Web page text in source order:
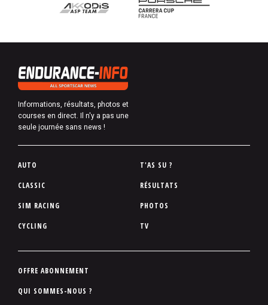
Informations, résultats, photos et
courses en direct. Il n'y a pas une
seule journée sans news !
P
d
d
p
e
AUTO
CLASSIC
SIM RACING
CYCLING
T'AS SU ?
RÉSULTATS
PHOTOS
TV
P
OFFRE ABONNEMENT
QUI SOMMES-NOUS ?